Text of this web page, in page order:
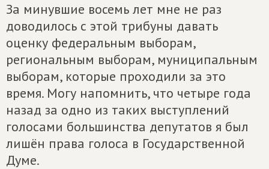
За минувшие восемь лет мне не раз
доводилось с этой трибуны давать
оценку федеральным выборам,
региональным выборам, муниципальным
выборам, которые проходили за это
время. Могу напомнить, что четыре года
назад за одно из таких выступлений
голосами большинства депутатов я был
лишён права голоса в Государственной
Думе.